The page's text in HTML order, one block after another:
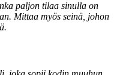
paljon tilaa sinulla on
Mittaa myös seinä, johon